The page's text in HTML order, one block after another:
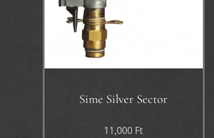
Sime Silver Sector
11,000 Ft